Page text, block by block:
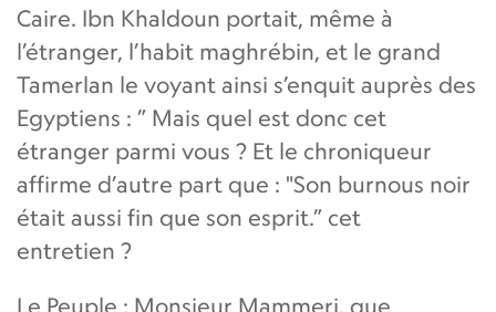
Caire. Ibn Khaldoun portait, même à
l’étranger, l’habit maghrébin, et le grand
Tamerlan le voyant ainsi s’enquit auprès des
Egyptiens : ” Mais quel est donc cet
étranger parmi vous ? Et le chroniqueur
affirme d’autre part que : "Son burnous noir
était aussi fin que son esprit.” cet
entretien ?
Le Peuple : Monsieur Mammeri, que